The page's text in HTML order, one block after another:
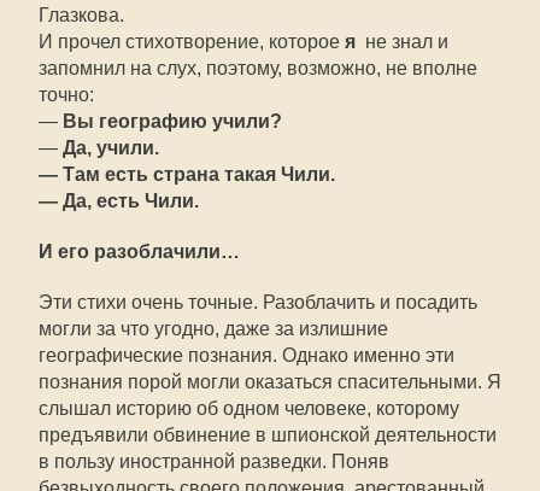
Глазкова.
И прочел стихотворение, которое я не знал и
запомнил на слух, поэтому, возможно, не вполне
точно:
— Вы географию учили?
— Да, учили.
— Там есть страна такая Чили.
— Да, есть Чили.
И его разоблачили…
Эти стихи очень точные. Разоблачить и посадить
могли за что угодно, даже за излишние
географические познания. Однако именно эти
познания порой могли оказаться спасительными. Я
слышал историю об одном человеке, которому
предъявили обвинение в шпионской деятельности
в пользу иностранной разведки. Поняв